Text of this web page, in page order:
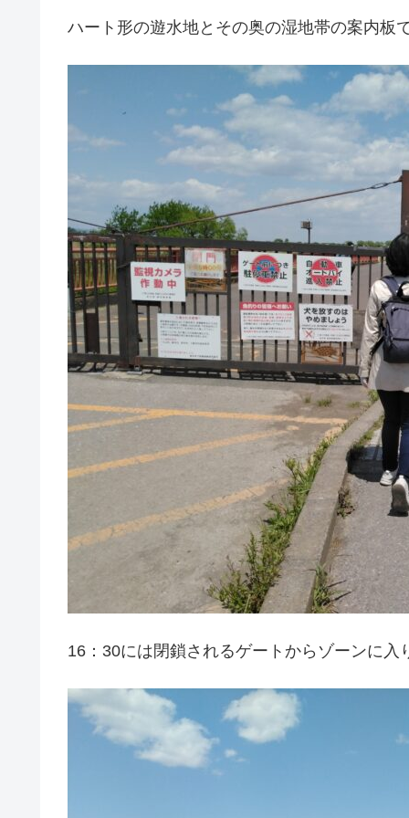
ハート形の遊水地とその奥の湿地帯の案内板
16：30には閉鎖されるゲートからゾーンに入